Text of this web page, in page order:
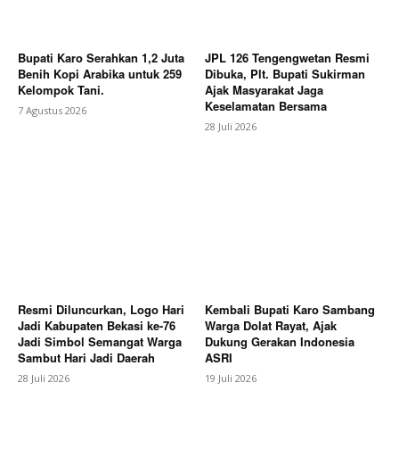
News Week
Magazine PRO
Bupati Karo Serahkan 1,2 Juta
Benih Kopi Arabika untuk 259
Kelompok Tani.
7 Agustus 2026
JPL 126 Tengengwetan Resmi
Dibuka, Plt. Bupati Sukirman
Ajak Masyarakat Jaga
Keselamatan Bersama
28 Juli 2026
Resmi Diluncurkan, Logo Hari
Jadi Kabupaten Bekasi ke-76
Jadi Simbol Semangat Warga
Sambut Hari Jadi Daerah
28 Juli 2026
Kembali Bupati Karo Sambang
Warga Dolat Rayat, Ajak
Dukung Gerakan Indonesia
ASRI
19 Juli 2026